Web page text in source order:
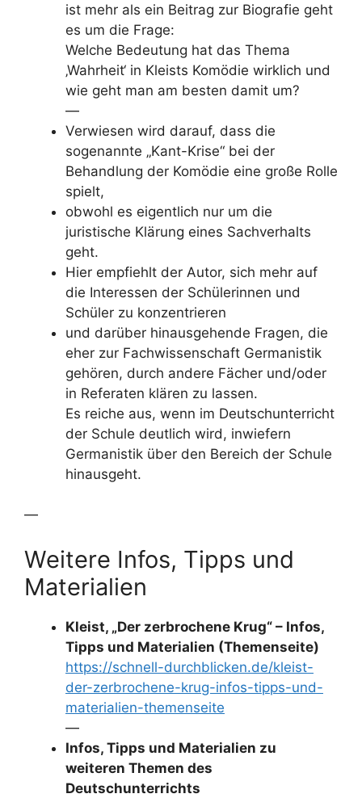
ist mehr als ein Beitrag zur Biografie geht
es um die Frage:
Welche Bedeutung hat das Thema
‚Wahrheit‘ in Kleists Komödie wirklich und
wie geht man am besten damit um?
—
Verwiesen wird darauf, dass die
sogenannte „Kant-Krise“ bei der
Behandlung der Komödie eine große Rolle
spielt,
obwohl es eigentlich nur um die
juristische Klärung eines Sachverhalts
geht.
Hier empfiehlt der Autor, sich mehr auf
die Interessen der Schülerinnen und
Schüler zu konzentrieren
und darüber hinausgehende Fragen, die
eher zur Fachwissenschaft Germanistik
gehören, durch andere Fächer und/oder
in Referaten klären zu lassen.
Es reiche aus, wenn im Deutschunterricht
der Schule deutlich wird, inwiefern
Germanistik über den Bereich der Schule
hinausgeht.
—
Weitere Infos, Tipps und
Materialien
Kleist, „Der zerbrochene Krug“ – Infos,
Tipps und Materialien (Themenseite)
https://schnell-durchblicken.de/kleist-
der-zerbrochene-krug-infos-tipps-und-
materialien-themenseite
—
Infos, Tipps und Materialien zu
weiteren Themen des
Deutschunterrichts